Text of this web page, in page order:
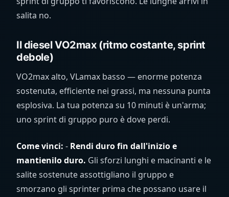
salita no.
Il diesel VO2max (ritmo costante, sprint
debole)
VO2max alto, VLamax basso — enorme potenza
sostenuta, efficiente nei grassi, ma nessuna punta
esplosiva. La tua potenza su 10 minuti è un'arma;
uno sprint di gruppo puro è dove perdi.
Come vinci: - Rendi duro fin dall'inizio e
mantienilo duro. Gli sforzi lunghi e macinanti e le
salite sostenute assottigliano il gruppo e
smorzano gli sprinter prima che possano usare il